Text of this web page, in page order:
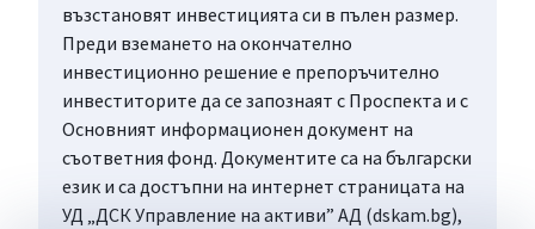
възстановят инвестицията си в пълен размер.
Преди вземането на окончателно
инвестиционно решение е препоръчително
инвеститорите да се запознаят с Проспекта и с
Основният информационен документ на
съответния фонд. Документите са на български
език и са достъпни на интернет страницата на
УД „ДСК Управление на активи” АД (dskam.bg),